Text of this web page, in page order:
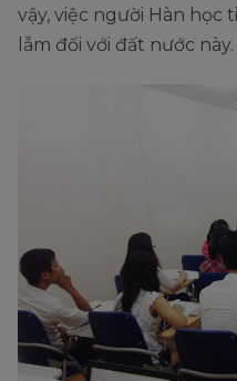
vậy, việc người Hàn học
lẫm đối với đất nước này.